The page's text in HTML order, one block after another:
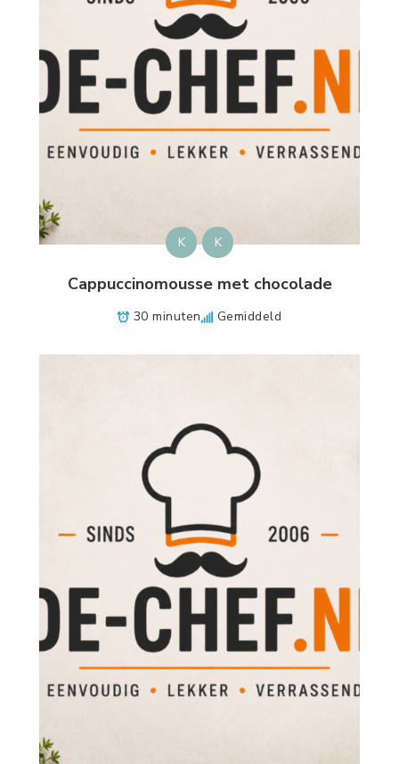
K K
Cappuccinomousse met chocolade
30 minuten Gemiddeld